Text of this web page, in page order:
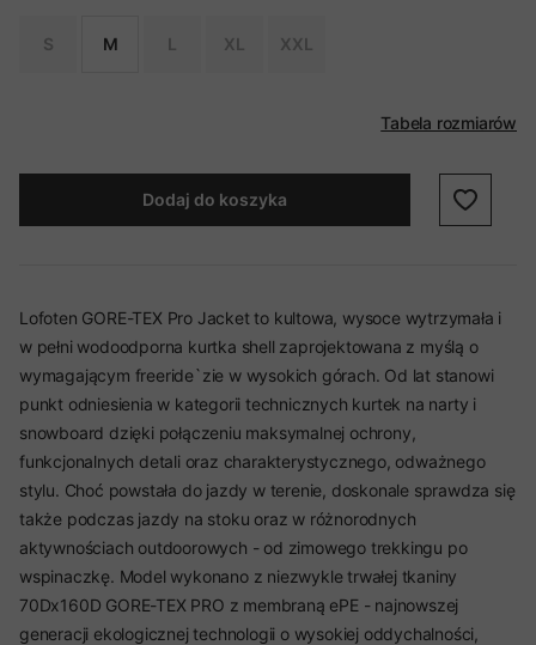
S M L XL XXL
Tabela rozmiarów
Dodaj do koszyka
Lofoten GORE-TEX Pro Jacket to kultowa, wysoce wytrzymała i
w pełni wodoodporna kurtka shell zaprojektowana z myślą o
wymagającym freeride`zie w wysokich górach. Od lat stanowi
punkt odniesienia w kategorii technicznych kurtek na narty i
snowboard dzięki połączeniu maksymalnej ochrony,
funkcjonalnych detali oraz charakterystycznego, odważnego
stylu. Choć powstała do jazdy w terenie, doskonale sprawdza się
także podczas jazdy na stoku oraz w różnorodnych
aktywnościach outdoorowych - od zimowego trekkingu po
wspinaczkę. Model wykonano z niezwykle trwałej tkaniny
70Dx160D GORE-TEX PRO z membraną ePE - najnowszej
generacji ekologicznej technologii o wysokiej oddychalności,